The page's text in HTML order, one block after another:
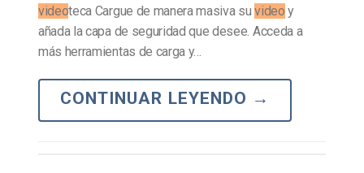
videoteca Cargue de manera masiva suvideo y
añada la capa de seguridad que desee. Acceda a
más herramientas de carga y…
CONTINUAR LEYENDO →